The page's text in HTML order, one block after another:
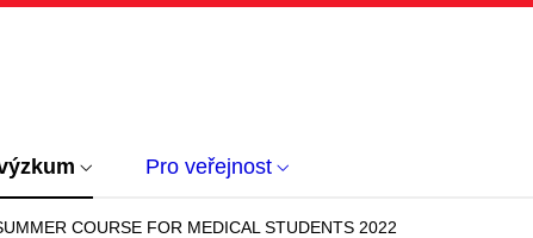
Pro veřejnost
COURSE FOR MEDICAL STUDENTS 2022